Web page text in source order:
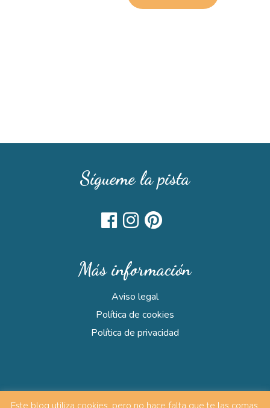
Sígueme la pista
Más información
Aviso legal
Política de cookies
Política de privacidad
Este blog utiliza cookies, pero no hace falta que te las comas,